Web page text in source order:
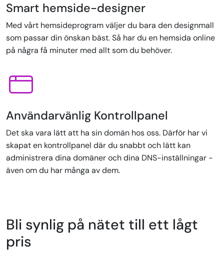
Smart hemside-designer
Med vårt hemsideprogram väljer du bara den designmall
som passar din önskan bäst. Så har du en hemsida online
på några få minuter med allt som du behöver.
Användarvänlig Kontrollpanel
Det ska vara lätt att ha sin domän hos oss. Därför har vi
skapat en kontrollpanel där du snabbt och lätt kan
administrera dina domäner och dina DNS-inställningar -
även om du har många av dem.
Bli synlig på nätet till ett lågt
pris